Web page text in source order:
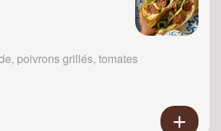
poivrons grillés, tomates